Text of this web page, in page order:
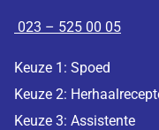
023 – 525 00 05
Keuze 1: Spoed
Keuze 2:
Keuze 3: Assistente